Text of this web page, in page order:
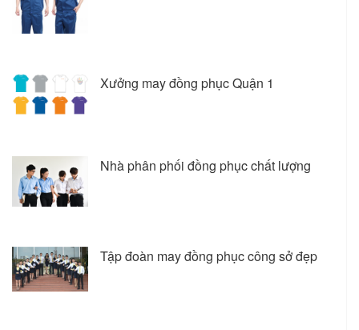
Xưởng may đồng phục Quận 1
Nhà phân phối đồng phục chất lượng
Tập đoàn may đồng phục công sở đẹp